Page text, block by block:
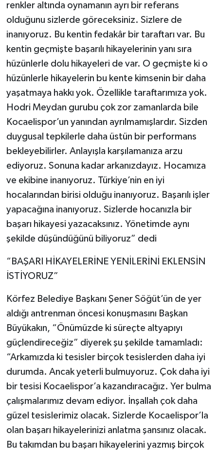
renkler altında oynamanın ayrı bir referans
olduğunu sizlerde göreceksiniz. Sizlere de
inanıyoruz. Bu kentin fedakâr bir taraftarı var. Bu
kentin geçmişte başarılı hikayelerinin yanı sıra
hüzünlerle dolu hikayeleri de var. O geçmişte ki o
hüzünlerle hikayelerin bu kente kimsenin bir daha
yaşatmaya hakkı yok. Özellikle taraftarımıza yok.
Hodri Meydan gurubu çok zor zamanlarda bile
Kocaelispor’un yanından ayrılmamışlardır. Sizden
duygusal tepkilerle daha üstün bir performans
bekleyebilirler. Anlayışla karşılamanıza arzu
ediyoruz. Sonuna kadar arkanızdayız. Hocamıza
ve ekibine inanıyoruz. Türkiye’nin en iyi
hocalarından birisi olduğu inanıyoruz. Başarılı işler
yapacağına inanıyoruz. Sizlerde hocanızla bir
başarı hikayesi yazacaksınız. Yönetimde aynı
şekilde düşündüğünü biliyoruz” dedi
“BAŞARI HİKAYELERİNE YENİLERİNİ EKLENSİN
İSTİYORUZ”
Körfez Belediye Başkanı Şener Söğüt’ün de yer
aldığı antrenman öncesi konuşmasını Başkan
Büyükakın, “Önümüzde ki süreçte altyapıyı
güçlendireceğiz” diyerek şu şekilde tamamladı:
“Arkamızda ki tesisler birçok tesislerden daha iyi
durumda. Ancak yeterli bulmuyoruz. Çok daha iyi
bir tesisi Kocaelispor’a kazandıracağız. Yer bulma
çalışmalarımız devam ediyor. İnşallah çok daha
güzel tesislerimiz olacak. Sizlerde Kocaelispor’la
olan başarı hikayelerinizi anlatma şansınız olacak.
Bu takımdan bu başarı hikayelerini yazmış birçok